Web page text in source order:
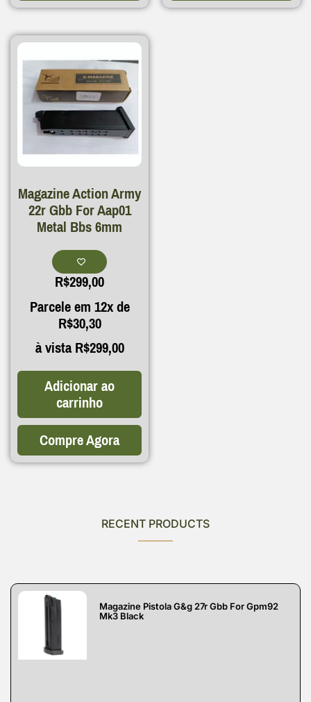
Magazine Action Army
22r Gbb For Aap01
Metal Bbs 6mm
R$299,00
Parcele em 12x de
R$30,30
à vistaR$299,00
Adicionar ao
carrinho
Compre Agora
RECENT PRODUCTS
Magazine Pistola G&g 27r Gbb For Gpm92
Mk3 Black